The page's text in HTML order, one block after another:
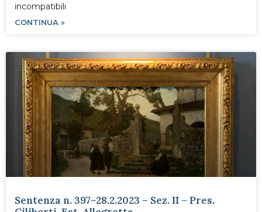
incompatibili
CONTINUA »
Sentenza n. 397–28.2.2023 – Sez. II – Pres.